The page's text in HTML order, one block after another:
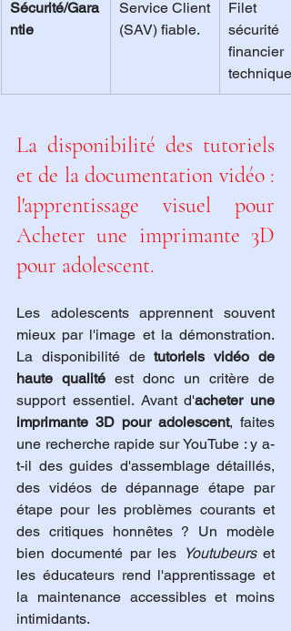
Sécurité/Gara
ntie
Service Client
(SAV) fiable.
Filet
sécurité
technique.
La disponibilité des tutoriels
et de la documentation vidéo :
l'apprentissage visuel pour
Acheter une imprimante 3D
pour adolescent.
Les adolescents apprennent souvent
mieux par l'image et la démonstration.
La disponibilité de tutoriels vidéo de
haute qualité est donc un critère de
support essentiel. Avant d'acheter une
imprimante 3D pour adolescent, faites
une recherche rapide sur YouTube : y a-
t-il des guides d'assemblage détaillés,
des vidéos de dépannage étape par
étape pour les problèmes courants et
des critiques honnêtes ? Un modèle
bien documenté par les Youtubeurs et
les éducateurs rend l'apprentissage et
la maintenance accessibles et moins
intimidants.